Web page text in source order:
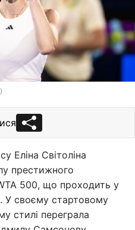
Еліна Світоліна
престижного
500, що проходить у
У своєму стартовому
стилі переграла